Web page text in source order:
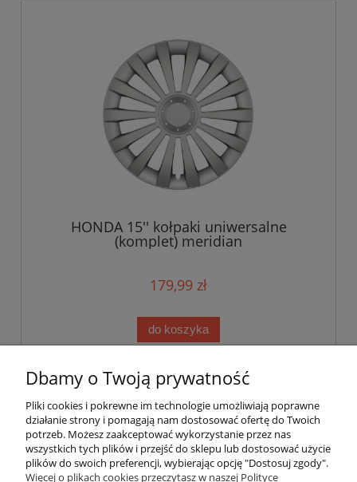
HONDA 15'' kołpaki uniwersalne
(komplet) meridian
179,99 zł
do koszyka
« 1 2 »
Pomoc
Dbamy o Twoją prywatność
Pliki cookies i pokrewne im technologie umożliwiają poprawne
działanie strony i pomagają nam dostosować ofertę do Twoich
potrzeb. Możesz zaakceptować wykorzystanie przez nas
wszystkich tych plików i przejść do sklepu lub dostosować użycie
plików do swoich preferencji, wybierając opcję "Dostosuj zgody".
Więcej o plikach cookies przeczytasz w naszej Polityce